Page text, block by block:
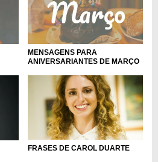
MENSAGENS PARA
ANIVERSARIANTES DE MARÇO
FRASES DE CAROL DUARTE